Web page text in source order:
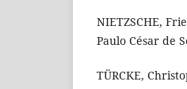
NIETZSCHE,
Paulo César de
TÜRCKE,